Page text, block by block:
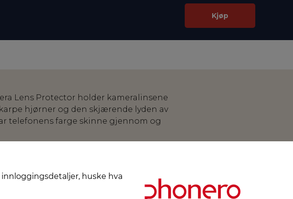
huske hva
Kjøp
Lens Protector holder kameralinsene
hjørner og den skjærende lyden av
telefonens farge skinne gjennom og
av: Hoops® påvirker verken linsens